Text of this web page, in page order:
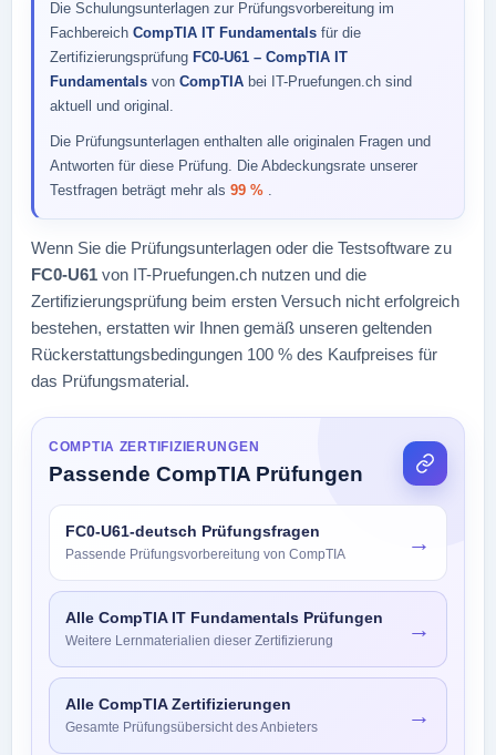
Die Schulungsunterlagen zur Prüfungsvorbereitung im
Fachbereich CompTIA IT Fundamentals für die
Zertifizierungsprüfung FC0-U61 – CompTIA IT
Fundamentals von CompTIA bei IT-Pruefungen.ch sind
aktuell und original.
Die Prüfungsunterlagen enthalten alle originalen Fragen und
Antworten für diese Prüfung. Die Abdeckungsrate unserer
Testfragen beträgt mehr als 99 % .
Wenn Sie die Prüfungsunterlagen oder die Testsoftware zu
FC0-U61 von IT-Pruefungen.ch nutzen und die
Zertifizierungsprüfung beim ersten Versuch nicht erfolgreich
bestehen, erstatten wir Ihnen gemäß unseren geltenden
Rückerstattungsbedingungen 100 % des Kaufpreises für
das Prüfungsmaterial.
COMPTIA ZERTIFIZIERUNGEN
Passende CompTIA Prüfungen
FC0-U61-deutsch Prüfungsfragen
Passende Prüfungsvorbereitung von CompTIA →
Alle CompTIA IT Fundamentals Prüfungen
Weitere Lernmaterialien dieser Zertifizierung →
Alle CompTIA Zertifizierungen
Gesamte Prüfungsübersicht des Anbieters →